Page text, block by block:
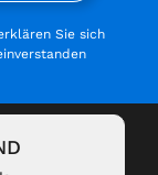
Sie sich